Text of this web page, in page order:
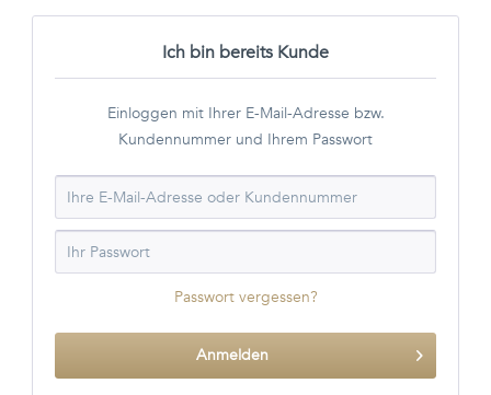
Ich bin bereits Kunde
Einloggen mit Ihrer E-Mail-Adresse bzw.
Kundennummer und Ihrem Passwort
Passwort vergessen?
Anmelden